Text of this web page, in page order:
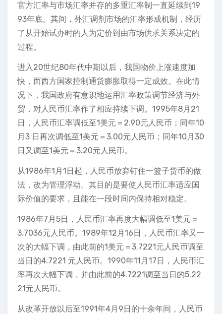
官方汇率与市场汇率并存的多重汇率制一直延续到19
93年底。其间，外汇调剂市场的汇率形成机制，经历
了从开始试办时的人为定价到由市场供求关系决定的
过程。
进入20世纪80年代中期以后，我国物价上涨速度加
快，而西方国家控制通货膨胀取得一定成效。在此情
况下，我国政府有意识地运用汇率政策调节经济与外
贸，对人民币汇率作了相应持续下调。1995年8月21
日，人民币汇率调低至1美元＝2.90元人民币；同年10
月3 日再次调低至1美元＝3.00元人民币；同年10月30
日又调至1美元＝3.20元人民币。
从1986年1月1日起，人民币放弃钉住一篮子货币的做
法，改为管理浮动。其目的是要使人民币汇率适应国
际价值的要求，且能在一段时间内保持相对稳定。
1986年7月5日，人民币汇率再度大幅调低至1美元＝
3.7036元人民币。1989年12月16日，人民币汇率又一
次的大幅下调，由此前的1美元＝3.7221元人民币调至
当日的4.7221 元人民币。1990年11月17日，人民币汇
率再次大幅下调，并由此前的4.7221调至当日的5.22
21元人民币。
从改革开放以后至1991年4月9日的十余年间，人民币